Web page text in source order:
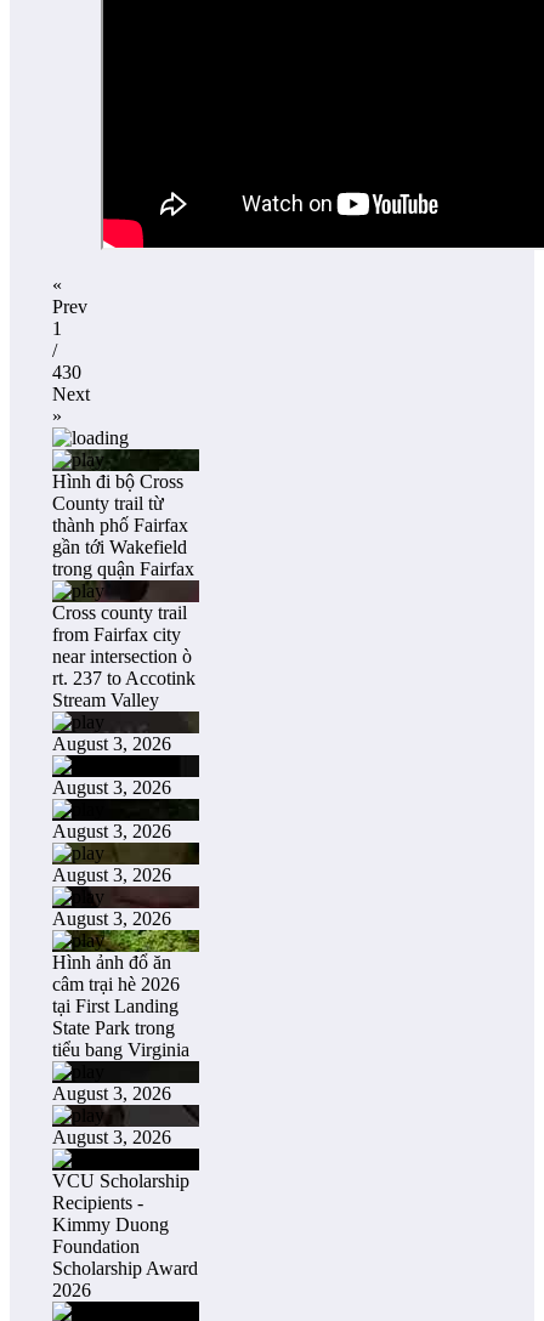
«
Prev
1
/
430
Next
»
Hình đi bộ Cross
County trail từ
thành phố Fairfax
gần tới Wakefield
trong quận Fairfax
Cross county trail
from Fairfax city
near intersection ò
rt. 237 to Accotink
Stream Valley
August 3, 2026
August 3, 2026
August 3, 2026
August 3, 2026
August 3, 2026
Hình ảnh đổ ăn
câm trại hè 2026
tại First Landing
State Park trong
tiểu bang Virginia
August 3, 2026
August 3, 2026
VCU Scholarship
Recipients -
Kimmy Duong
Foundation
Scholarship Award
2026